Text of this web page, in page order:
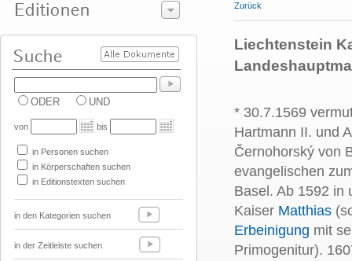
ODER UND
von bis
in Personen suchen
in Körperschaften suchen
in Editionstexten suchen
in den Kategorien suchen
in der Zeitleiste suchen
Zurück
Liechtenstein
* 30.7.1569
Hartmann II. und
Černohorský von
evangelischen
Basel. Ab 1592 in
Kaiser Matthias
Erbeinigung mit
Primogenitur).